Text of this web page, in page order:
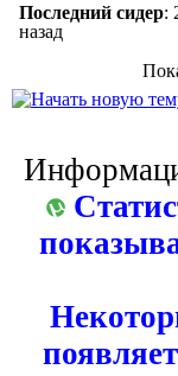
Последний сидер:
назад